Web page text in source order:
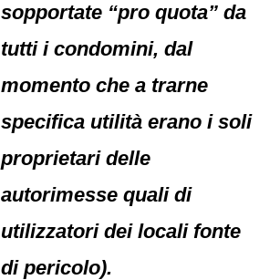
sopportate “pro quota” da
tutti i condomini, dal
momento che a trarne
specifica utilità erano i soli
proprietari delle
autorimesse quali di
utilizzatori dei locali fonte
di pericolo).